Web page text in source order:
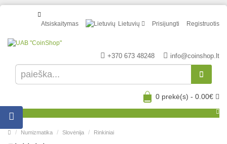
Prisijungti Registruotis
Atsiskaitymas Lietuvių
+370 673 48248 info@coinshop.lt
0 prekė(s) - 0.00€
Menu
Numizmatika Slovėnija Rinkiniai